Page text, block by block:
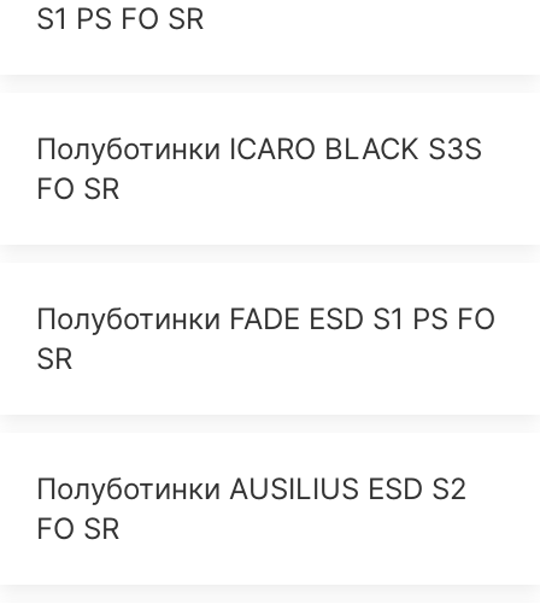
S1 PS FO SR
Полуботинки ICARO BLACK S3S
FO SR
Полуботинки FADE ESD S1 PS FO
SR
Полуботинки AUSILIUS ESD S2
FO SR